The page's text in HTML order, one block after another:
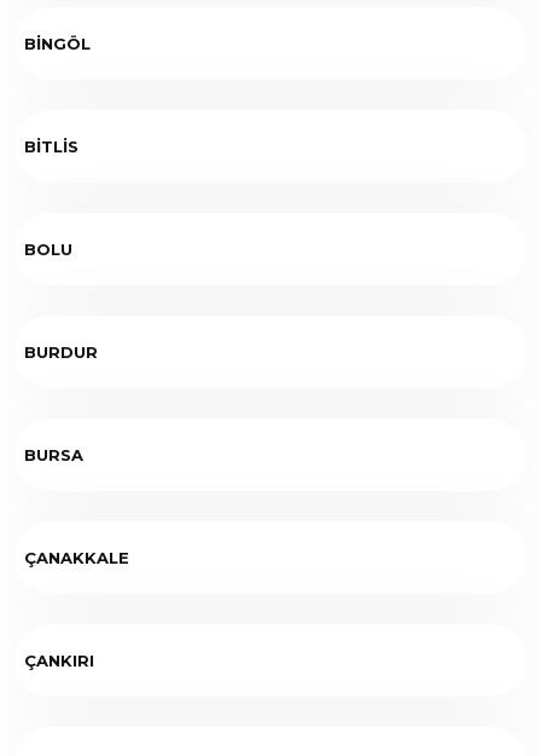
BİNGÖL
BİTLİS
BOLU
BURDUR
BURSA
ÇANAKKALE
ÇANKIRI